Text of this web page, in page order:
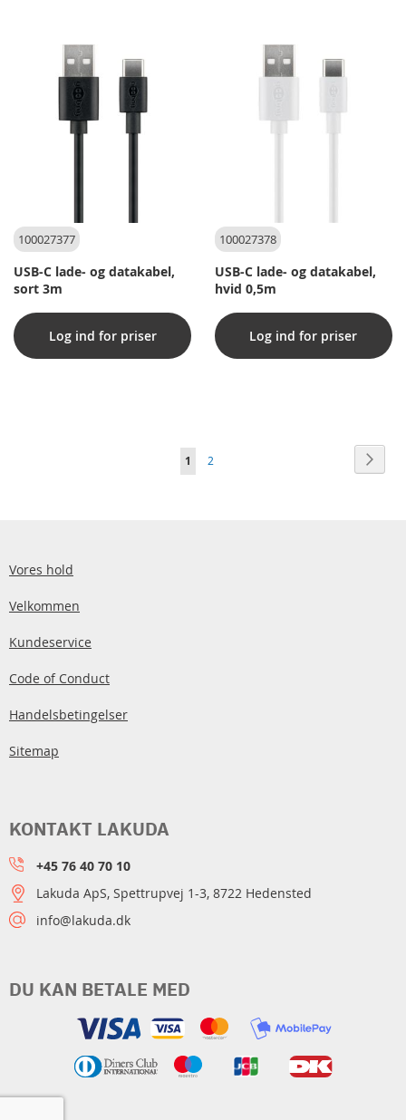
100027377
USB-C lade- og datakabel,
sort 3m
Log ind for priser
100027378
USB-C lade- og datakabel,
hvid 0,5m
Log ind for priser
Du
1 Side
2
Vores hold
Velkommen
Kundeservice
Code of Conduct
Handelsbetingelser
Sitemap
DU KAN BETALE MED
KONTAKT LAKUDA
+45 76 40 70 10
Lakuda ApS, Spettrupvej 1-3, 8722 Hedensted
info@lakuda.dk